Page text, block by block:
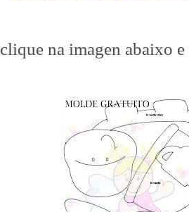
clique na imagen abaixo